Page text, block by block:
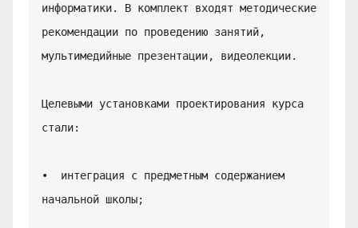
информатики. В комплект входят методические
рекомендации по проведению занятий,
мультимедийные презентации, видеолекции.
Целевыми установками проектирования курса
стали:
•  интеграция с предметным содержанием
начальной школы;